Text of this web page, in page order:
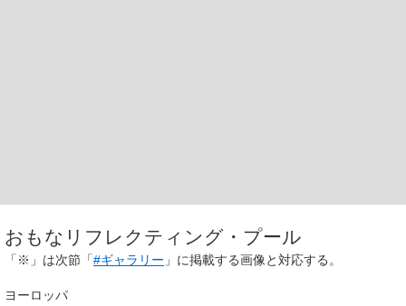
おもなリフレクティング・プール
「※」は次節「#ギャラリー 」に掲載する画像と対応する。
ヨーロッパ